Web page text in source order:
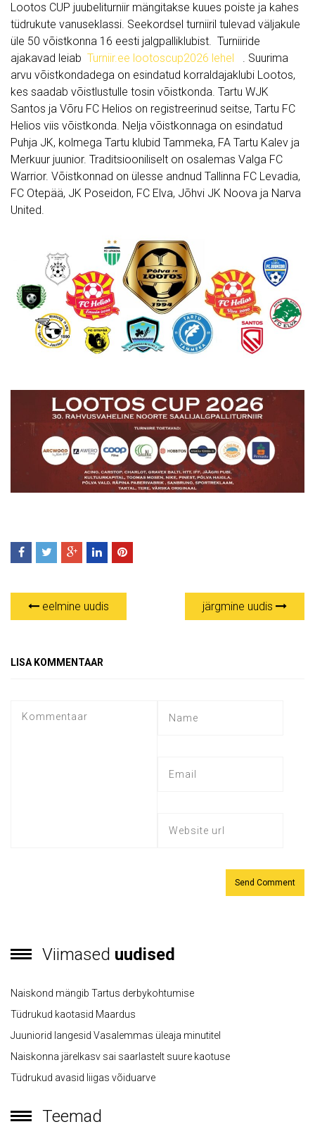
Lootos CUP juubeliturniir mängitakse kuues poiste ja kahes
tüdrukute vanuseklassi. Seekordsel turniiril tulevad väljakule
üle 50 võistkonna 16 eesti jalgpalliklubist. Turniiride
ajakavad leiab Turniir.ee lootoscup2026 lehel
. Suurima
arvu võistkondadega on esindatud korraldajaklubi Lootos,
kes saadab võistlustulle tosin võistkonda. Tartu WJK
Santos ja Võru FC Helios on registreerinud seitse, Tartu FC
Helios viis võistkonda. Nelja võistkonnaga on esindatud
Puhja JK, kolmega Tartu klubid Tammeka, FA Tartu Kalev ja
Merkuur juunior. Traditsiooniliselt on osalemas Valga FC
Warrior. Võistkonnad on ülesse andnud Tallinna FC Levadia,
FC Otepää, JK Poseidon, FC Elva, Jõhvi JK Noova ja Narva
United.
eelmine uudis järgmine uudis
LISA KOMMENTAAR
Viimased uudised
Naiskond mängib Tartus derbykohtumise
Tüdrukud kaotasid Maardus
Juuniorid langesid Vasalemmas üleaja minutitel
Naiskonna järelkasv sai saarlastelt suure kaotuse
Tüdrukud avasid liigas võiduarve
Teemad